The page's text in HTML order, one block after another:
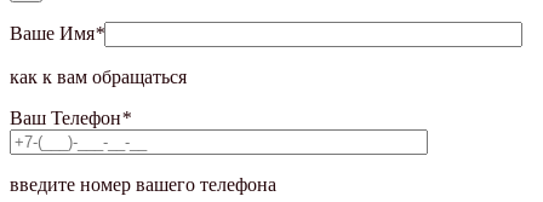
Ваше Имя*
как к вам обращаться
Ваш Телефон*
введите номер вашего телефона